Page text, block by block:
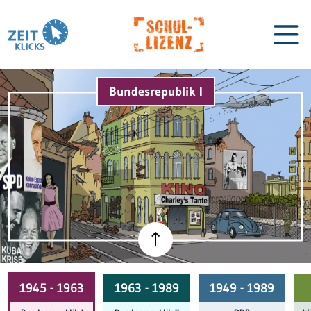
Biographien Lexikon
Bundesrepublik I
1945 - 1963 1963 - 1989 1949 - 1989